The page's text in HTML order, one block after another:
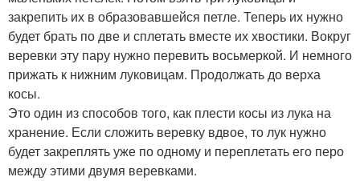
закрепить их в образовавшейся петле. Теперь их нужно
будет брать по две и сплетать вместе их хвостики. Вокруг
веревки эту пару нужно перевить восьмеркой. И немного
прижать к нижним луковицам. Продолжать до верха
косы.
Это один из способов того, как плести косы из лука на
хранение. Если сложить веревку вдвое, то лук нужно
будет закреплять уже по одному и переплетать его перо
между этими двумя веревками.